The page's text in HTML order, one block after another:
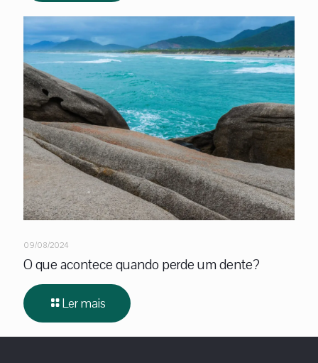
09/08/2024
O que acontece quando perde um dente?
Ler mais